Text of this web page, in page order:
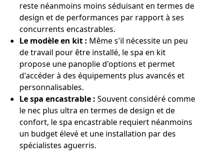
reste néanmoins moins séduisant en termes de
design et de performances par rapport à ses
concurrents encastrables.
Le modèle en kit : Même s'il nécessite un peu
de travail pour être installé, le spa en kit
propose une panoplie d'options et permet
d'accéder à des équipements plus avancés et
personnalisables.
Le spa encastrable : Souvent considéré comme
le nec plus ultra en termes de design et de
confort, le spa encastrable requiert néanmoins
un budget élevé et une installation par des
spécialistes aguerris.